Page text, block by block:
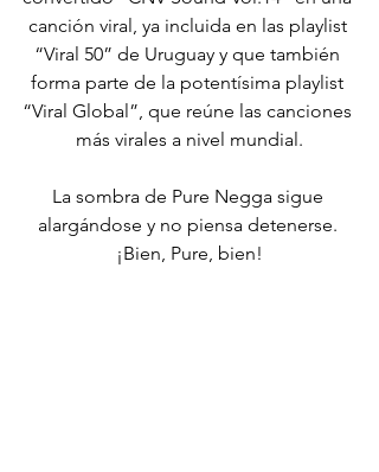
canción viral, ya incluida en las playlist
“Viral 50” de Uruguay y que también
forma parte de la potentísima playlist
“Viral Global”, que reúne las canciones
más virales a nivel mundial.
La sombra de Pure Negga sigue
alargándose y no piensa detenerse.
¡Bien, Pure, bien!